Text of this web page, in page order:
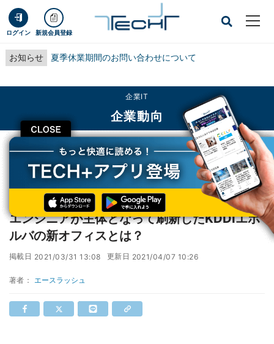
ログイン 新規会員登録
お知らせ 夏季休業期間のお問い合わせについて
CLOSE
企業IT
企業動向
TECH+ 企業IT
企業動向
エンジニアが主体となって刷新したKDDIエボルバの新オフィスとは？
エンジニアが主体となって刷新したKDDIエボ
ルバの新オフィスとは？
掲載日 2021/03/31 13:08 更新日 2021/04/07 10:26
著者： エースラッシュ